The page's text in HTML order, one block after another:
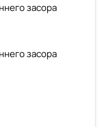
засора
засора